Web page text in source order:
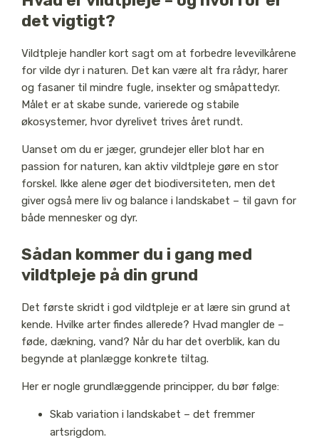
det vigtigt?
Vildtpleje handler kort sagt om at forbedre levevilkårene
for vilde dyr i naturen. Det kan være alt fra rådyr, harer
og fasaner til mindre fugle, insekter og småpattedyr.
Målet er at skabe sunde, varierede og stabile
økosystemer, hvor dyrelivet trives året rundt.
Uanset om du er jæger, grundejer eller blot har en
passion for naturen, kan aktiv vildtpleje gøre en stor
forskel. Ikke alene øger det biodiversiteten, men det
giver også mere liv og balance i landskabet – til gavn for
både mennesker og dyr.
Sådan kommer du i gang med
vildtpleje på din grund
Det første skridt i god vildtpleje er at lære sin grund at
kende. Hvilke arter findes allerede? Hvad mangler de –
føde, dækning, vand? Når du har det overblik, kan du
begynde at planlægge konkrete tiltag.
Her er nogle grundlæggende principper, du bør følge:
Skab variation i landskabet – det fremmer
artsrigdom.